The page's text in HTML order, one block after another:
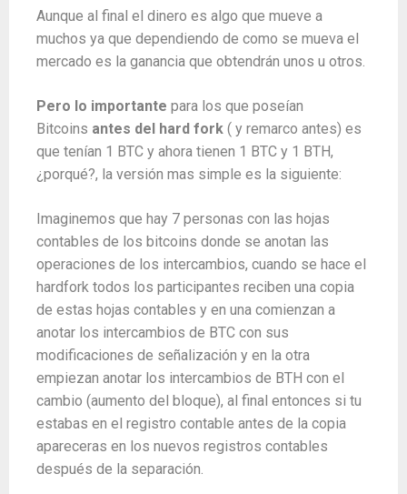
Aunque al final el dinero es algo que mueve a
muchos ya que dependiendo de como se mueva el
mercado es la ganancia que obtendrán unos u otros.
Pero lo importante para los que poseían
Bitcoins antes del hard fork ( y remarco antes) es
que tenían 1 BTC y ahora tienen 1 BTC y 1 BTH,
¿porqué?, la versión mas simple es la siguiente:
Imaginemos que hay 7 personas con las hojas
contables de los bitcoins donde se anotan las
operaciones de los intercambios, cuando se hace el
hardfork todos los participantes reciben una copia
de estas hojas contables y en una comienzan a
anotar los intercambios de BTC con sus
modificaciones de señalización y en la otra
empiezan anotar los intercambios de BTH con el
cambio (aumento del bloque), al final entonces si tu
estabas en el registro contable antes de la copia
apareceras en los nuevos registros contables
después de la separación.